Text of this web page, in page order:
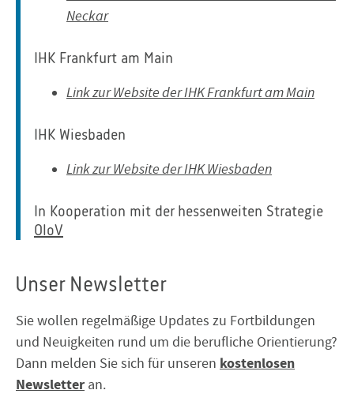
Neckar
IHK Frankfurt am Main
Link zur Website der IHK Frankfurt am Main
IHK Wiesbaden
Link zur Website der IHK Wiesbaden
In Kooperation mit der hessenweiten Strategie
OloV
Unser Newsletter
Sie wollen regelmäßige Updates zu Fortbildungen
und Neuigkeiten rund um die berufliche Orientierung?
Dann melden Sie sich für unseren kostenlosen
Newsletter an.